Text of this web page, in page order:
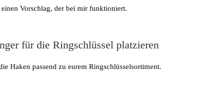
Vorschlag, der bei mir funktioniert.
für die Ringschlüssel platzieren
Haken passend zu eurem Ringschlüsselsortiment.